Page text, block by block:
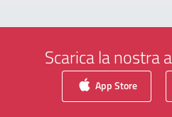
Scarica la nostra
App Store